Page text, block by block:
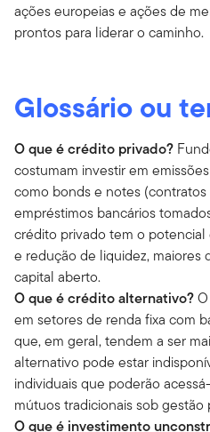
ações europeias e ações de
prontos para liderar o caminho.
Glossário ou
O que é crédito privado?
costumam investir em
como bonds e notes
empréstimos bancários
crédito privado tem o
e redução de liquidez, maiores
capital aberto.
O que é crédito alternativo?
em setores de renda fixa com
que, em geral, tendem a ser
alternativo pode estar
individuais que poderão
mútuos tradicionais sob gestão
O que é investimento